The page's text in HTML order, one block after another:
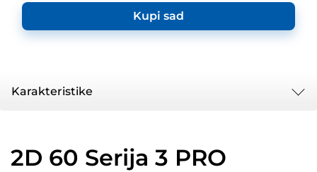
Kupi sad
Karakteristike
2D 60 Serija 3 PRO